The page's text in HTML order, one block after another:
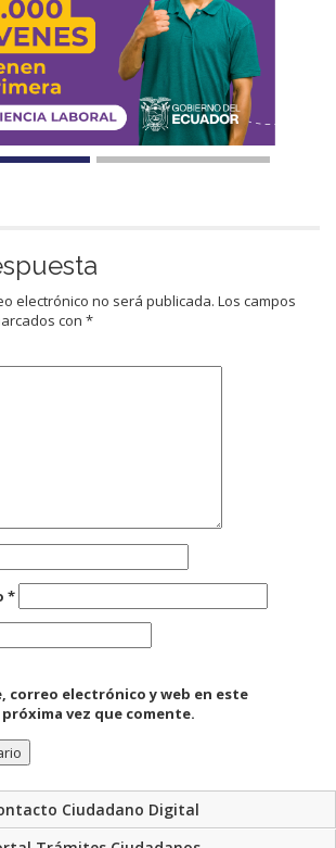
electrónico no será publicada. Los campos
con *
*
correo electrónico y web en este
vez que comente.
Ciudadano Digital